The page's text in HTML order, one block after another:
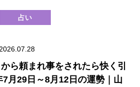
占い
2026.07.28
ら頼まれ事をされたら快く引
7月29日～8月12日の運勢｜山